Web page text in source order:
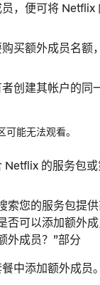
，便可将 Netflix
买额外成员名额
创建其帐户的同
可能无法观看。
Netflix 的服务包
索您的服务包提
否可以添加额外
外成员？”部分
中添加额外成员。